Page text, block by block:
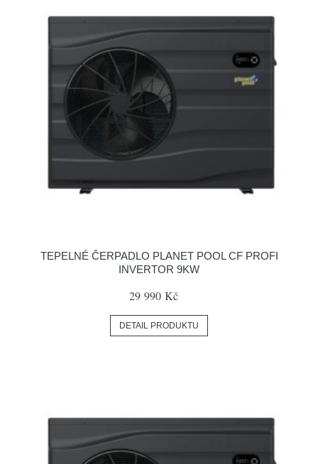
TEPELNÉ ČERPADLO PLANET POOL CF PROFI
INVERTOR 9KW
29 990 Kč
DETAIL PRODUKTU